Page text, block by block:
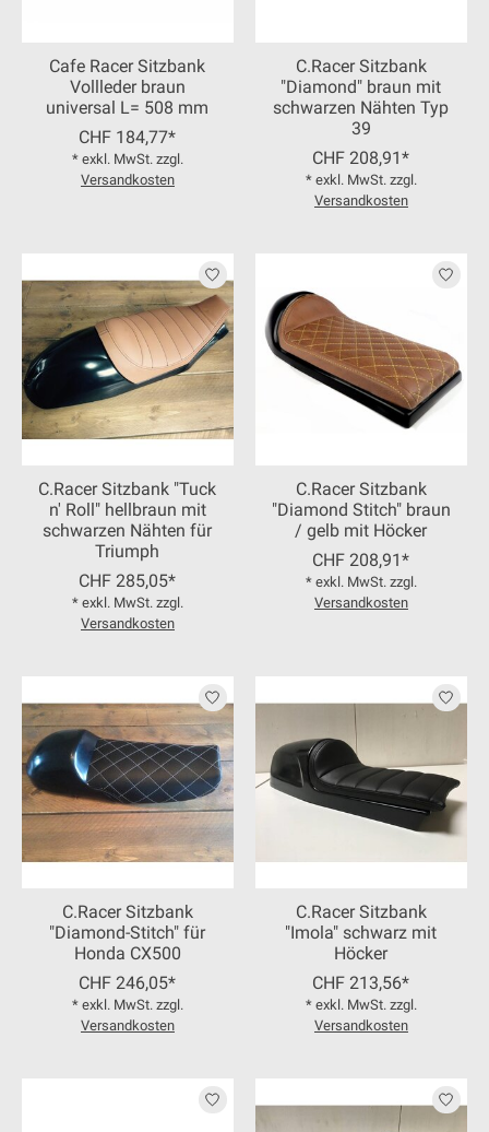
Cafe Racer Sitzbank
Vollleder braun
universal L= 508 mm
CHF 184,77*
* exkl. MwSt. zzgl.
Versandkosten
C.Racer Sitzbank
"Diamond" braun mit
schwarzen Nähten Typ
39
CHF 208,91*
* exkl. MwSt. zzgl.
Versandkosten
C.Racer Sitzbank "Tuck
n' Roll" hellbraun mit
schwarzen Nähten für
Triumph
CHF 285,05*
* exkl. MwSt. zzgl.
Versandkosten
C.Racer Sitzbank
"Diamond Stitch" braun
/ gelb mit Höcker
CHF 208,91*
* exkl. MwSt. zzgl.
Versandkosten
C.Racer Sitzbank
"Diamond-Stitch" für
Honda CX500
CHF 246,05*
* exkl. MwSt. zzgl.
Versandkosten
C.Racer Sitzbank
"Imola" schwarz mit
Höcker
CHF 213,56*
* exkl. MwSt. zzgl.
Versandkosten